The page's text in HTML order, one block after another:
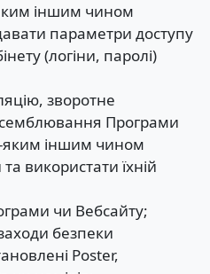
іншим чином
параметри доступу
(логіни, паролі)
зворотне
Програми
яким іншим чином
використати їхній
чи Вебсайту;
безпеки
Poster,